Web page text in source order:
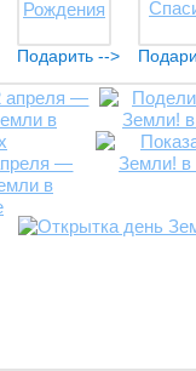
Подарить -->